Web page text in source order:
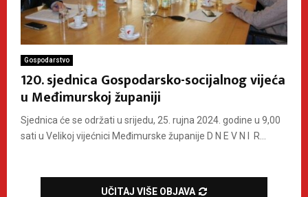
Gospodarstvo
120. sjednica Gospodarsko-socijalnog vijeća
u Međimurskoj županiji
Sjednica će se održati u srijedu, 25. rujna 2024. godine u 9,00
sati u Velikoj vijećnici Međimurske županije D N E V N I R...
UČITAJ VIŠE OBJAVA